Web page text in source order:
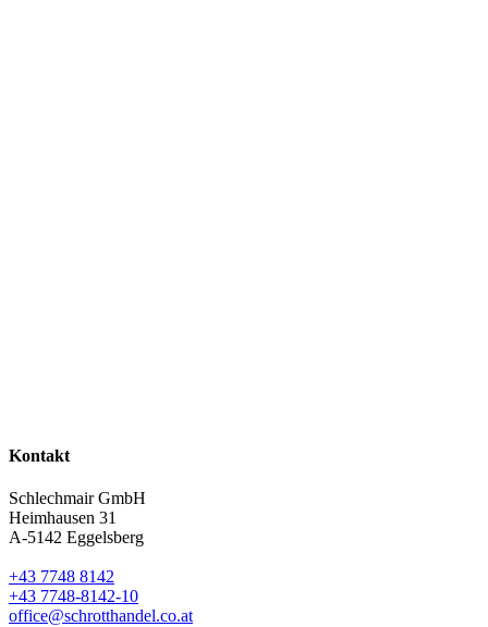
Kontakt
Schlechmair GmbH
Heimhausen 31
A-5142 Eggelsberg
+43 7748 8142
+43 7748-8142-10
office@schrotthandel.co.at